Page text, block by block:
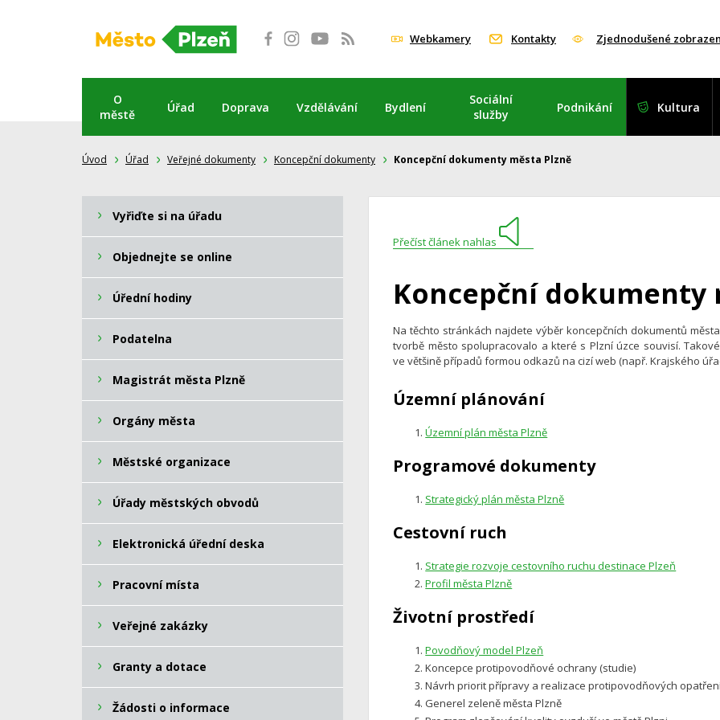
Webkamery Kontakty Zjednodušené
O
městě
Úřad Doprava Vzdělávání Bydlení
Sociální
služby
Podnikání Kultura
Úvod Úřad Veřejné dokumenty Koncepční dokumenty Koncepční dokumenty města Plzně
Přečíst článek nahlas
Koncepční dokumenty
Na těchto stránkách najdete výběr koncepčních dokumentů
tvorbě město spolupracovalo a které s Plzní úzce souvisí.
ve většině případů formou odkazů na cizí web (např. Krajského
Územní plánování
Územní plán města Plzně
Programové dokumenty
Strategický plán města Plzně
Cestovní ruch
Strategie rozvoje cestovního ruchu destinace Plzeň
Profil města Plzně
Životní prostředí
Povodňový model Plzeň
Koncepce protipovodňové ochrany (studie)
Návrh priorit přípravy a realizace protipovodňových
Generel zeleně města Plzně
Vyřiďte si na úřadu
Objednejte se online
Úřední hodiny
Podatelna
Magistrát města Plzně
Orgány města
Městské organizace
Úřady městských obvodů
Elektronická úřední deska
Pracovní místa
Veřejné zakázky
Granty a dotace
Žádosti o informace